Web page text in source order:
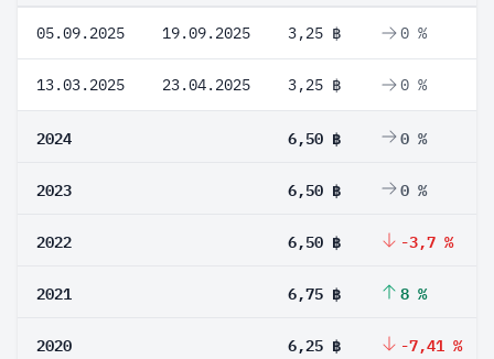
05.09.2025 19.09.2025 3,25 ฿ 0 %
13.03.2025 23.04.2025 3,25 ฿ 0 %
2024 6,50 ฿ 0 %
2023 6,50 ฿ 0 %
2022 6,50 ฿ -3,7 %
2021 6,75 ฿ 8 %
2020 6,25 ฿ -7,41 %